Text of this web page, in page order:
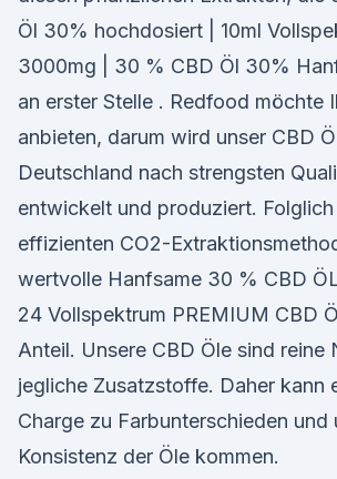
Öl 30% hochdosiert | 10ml
3000mg | 30 % CBD Öl 30%
an erster Stelle . Redfood möchte
anbieten, darum wird unser CBD
Deutschland nach strengsten
entwickelt und produziert.
effizienten CO2-
wertvolle Hanfsame 30 % CBD
24 Vollspektrum PREMIUM CBD
Anteil. Unsere CBD Öle sind reine
jegliche Zusatzstoffe. Daher kann
Charge zu Farbunterschieden und
Konsistenz der Öle kommen.